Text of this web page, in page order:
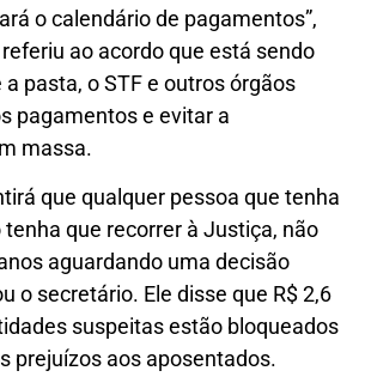
o calendário de pagamentos”,
ao acordo que está sendo
pasta, o STF e outros órgãos
pagamentos e evitar a
massa.
que qualquer pessoa que tenha
tenha que recorrer à Justiça, não
aguardando uma decisão
o secretário. Ele disse que R$ 2,6
suspeitas estão bloqueados
prejuízos aos aposentados.